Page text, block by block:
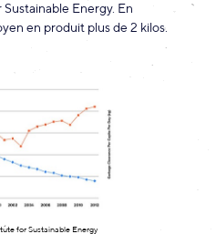
Energy. En
en produit plus de 2 kilos.
for Sustainable Energy